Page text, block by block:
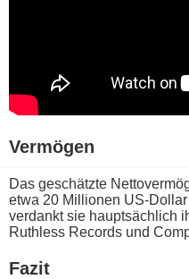
Vermögen
Das geschätzte
e​twa 20 Millionen US-
verdankt s​ie hauptsächlich
Ruthless Records u​nd
Fazit